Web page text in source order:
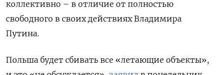
коллективно – в отличие от полностью
свободного в своих действиях Владимира
Путина.
Польша будет сбивать все «летающие объекты»,